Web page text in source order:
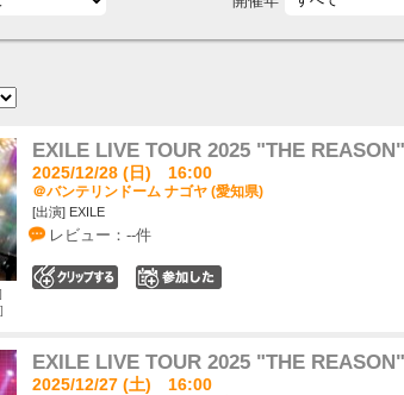
EXILE LIVE TOUR 2025 "THE REASON"
2025/12/28 (日) 16:00
＠バンテリンドーム ナゴヤ (愛知県)
[出演] EXILE
レビュー：--件
EXILE LIVE TOUR 2025 "THE REASON"
2025/12/27 (土) 16:00